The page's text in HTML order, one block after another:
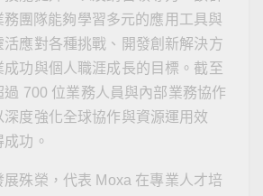
團隊能夠學習多元的應用工具與
活應對各種挑戰、開發創新解決方
功與個人職涯成長的目標。截至
過 700 位業務人員與內部業務協作
度強化全球協作與資源運用效
功。
殊榮，代表 Moxa 在專業人才培